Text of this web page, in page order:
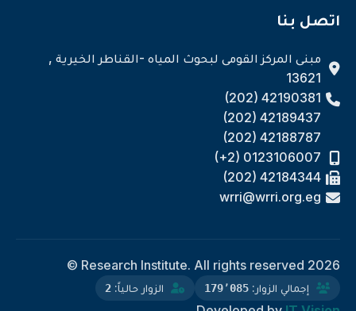
اتصل بنا
مبنى المركز القومى لبحوث المياه -القناطر الخيرية ,
13621
(202) 42190381
(202) 42189437
(202) 42188787
(+2) 0123106007
(202) 42184344
wrri@wrri.org.eg
Research Institute. All rights reserved 2026 ©
إجمالي الزوار: 179٬085 الزوار حالياً: 2